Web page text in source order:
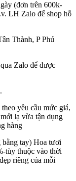
(đơn trên 600k-
LH Zalo để shop hỗ
Thành, P Phú
Zalo để được
yêu cầu mức giá,
lạ vừa tận dụng
hàng
bằng tay) Hoa tươi
tùy thuộc vào thời
riêng của mỗi